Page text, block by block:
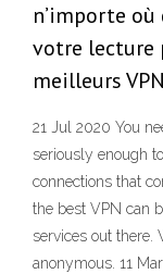
n’importe où
votre lecture
meilleurs
21 Jul 2020 You
seriously enough
connections that
the best VPN can
services out there.
anonymous. 11